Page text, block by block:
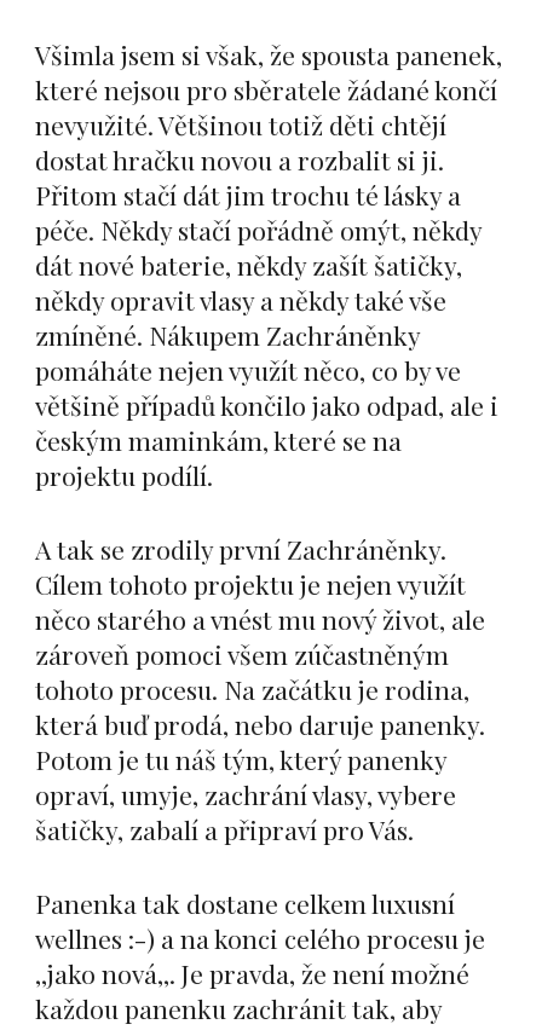
Všimla jsem si však, že spousta panenek,
které nejsou pro sběratele žádané končí
nevyužité. Většinou totiž děti chtějí
dostat hračku novou a rozbalit si ji.
Přitom stačí dát jim trochu té lásky a
péče. Někdy stačí pořádně omýt, někdy
dát nové baterie, někdy zašít šatičky,
někdy opravit vlasy a někdy také vše
zmíněné. Nákupem Zachráněnky
pomáháte nejen využít něco, co by ve
většině případů končilo jako odpad, ale i
českým maminkám, které se na
projektu podílí.
A tak se zrodily první Zachráněnky.
Cílem tohoto projektu je nejen využít
něco starého a vnést mu nový život, ale
zároveň pomoci všem zúčastněným
tohoto procesu. Na začátku je rodina,
která buď prodá, nebo daruje panenky.
Potom je tu náš tým, který panenky
opraví, umyje, zachrání vlasy, vybere
šatičky, zabalí a připraví pro Vás.
Panenka tak dostane celkem luxusní
wellnes :-) a na konci celého procesu je
,,jako nová,,. Je pravda, že není možné
každou panenku zachránit tak, aby